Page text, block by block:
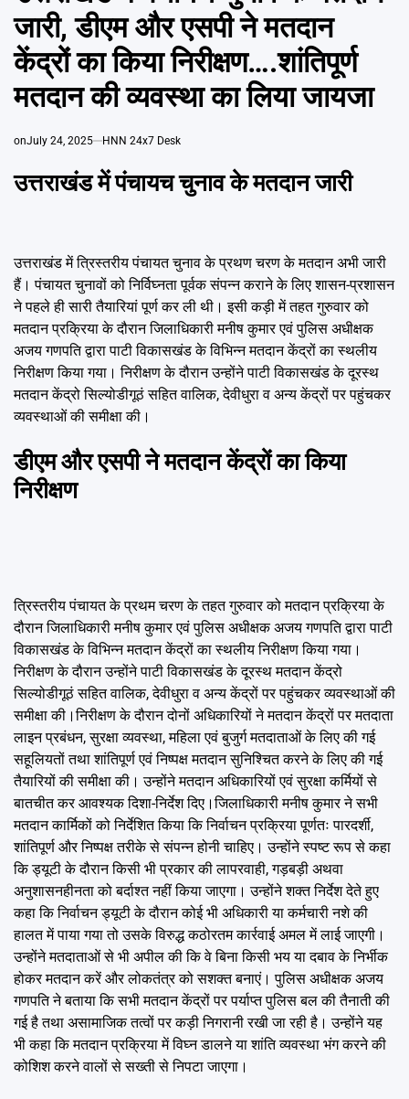
जारी, डीएम और एसपी ने मतदान
केंद्रों का किया निरीक्षण….शांतिपूर्ण
मतदान की व्यवस्था का लिया जायजा
onJuly 24, 2025 HNN 24x7 Desk
उत्तराखंड में पंचायच चुनाव के मतदान जारी
उत्तराखंड में त्रिस्तरीय पंचायत चुनाव के प्रथण चरण के मतदान अभी जारी
हैं। पंचायत चुनावों को निर्विघ्नता पूर्वक संपन्न कराने के लिए शासन-प्रशासन
ने पहले ही सारी तैयारियां पूर्ण कर ली थी। इसी कड़ी में तहत गुरुवार को
मतदान प्रक्रिया के दौरान जिलाधिकारी मनीष कुमार एवं पुलिस अधीक्षक
अजय गणपति द्वारा पाटी विकासखंड के विभिन्न मतदान केंद्रों का स्थलीय
निरीक्षण किया गया। निरीक्षण के दौरान उन्होंने पाटी विकासखंड के दूरस्थ
मतदान केंद्रो सिल्योडीगूठं सहित वालिक, देवीधुरा व अन्य केंद्रों पर पहुंचकर
व्यवस्थाओं की समीक्षा की।
डीएम और एसपी ने मतदान केंद्रों का किया
निरीक्षण
त्रिस्तरीय पंचायत के प्रथम चरण के तहत गुरुवार को मतदान प्रक्रिया के
दौरान जिलाधिकारी मनीष कुमार एवं पुलिस अधीक्षक अजय गणपति द्वारा पाटी
विकासखंड के विभिन्न मतदान केंद्रों का स्थलीय निरीक्षण किया गया।
निरीक्षण के दौरान उन्होंने पाटी विकासखंड के दूरस्थ मतदान केंद्रो
सिल्योडीगूठं सहित वालिक, देवीधुरा व अन्य केंद्रों पर पहुंचकर व्यवस्थाओं की
समीक्षा की।निरीक्षण के दौरान दोनों अधिकारियों ने मतदान केंद्रों पर मतदाता
लाइन प्रबंधन, सुरक्षा व्यवस्था, महिला एवं बुजुर्ग मतदाताओं के लिए की गई
सहूलियतों तथा शांतिपूर्ण एवं निष्पक्ष मतदान सुनिश्चित करने के लिए की गई
तैयारियों की समीक्षा की। उन्होंने मतदान अधिकारियों एवं सुरक्षा कर्मियों से
बातचीत कर आवश्यक दिशा-निर्देश दिए।जिलाधिकारी मनीष कुमार ने सभी
मतदान कार्मिकों को निर्देशित किया कि निर्वाचन प्रक्रिया पूर्णतः पारदर्शी,
शांतिपूर्ण और निष्पक्ष तरीके से संपन्न होनी चाहिए। उन्होंने स्पष्ट रूप से कहा
कि ड्यूटी के दौरान किसी भी प्रकार की लापरवाही, गड़बड़ी अथवा
अनुशासनहीनता को बर्दाश्त नहीं किया जाएगा। उन्होंने शक्त निर्देश देते हुए
कहा कि निर्वाचन ड्यूटी के दौरान कोई भी अधिकारी या कर्मचारी नशे की
हालत में पाया गया तो उसके विरुद्ध कठोरतम कार्रवाई अमल में लाई जाएगी।
उन्होंने मतदाताओं से भी अपील की कि वे बिना किसी भय या दबाव के निर्भीक
होकर मतदान करें और लोकतंत्र को सशक्त बनाएं। पुलिस अधीक्षक अजय
गणपति ने बताया कि सभी मतदान केंद्रों पर पर्याप्त पुलिस बल की तैनाती की
गई है तथा असामाजिक तत्वों पर कड़ी निगरानी रखी जा रही है। उन्होंने यह
भी कहा कि मतदान प्रक्रिया में विघ्न डालने या शांति व्यवस्था भंग करने की
कोशिश करने वालों से सख्ती से निपटा जाएगा।